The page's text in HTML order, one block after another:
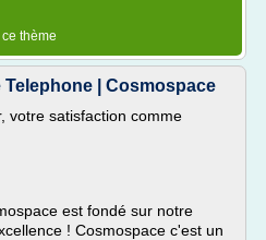
thème
| Cosmospace
votre satisfaction comme
est fondé sur notre
! Cosmospace c'est un